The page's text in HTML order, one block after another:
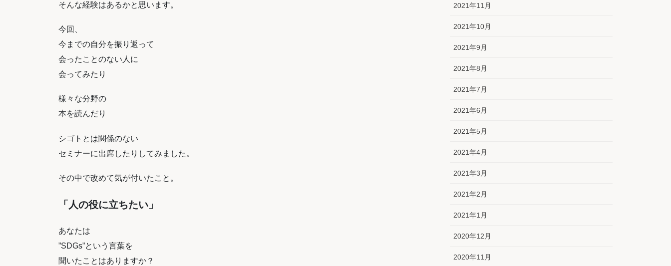
そんな経験はあるかと思います。
今回、
今までの自分を振り返って
会ったことのない人に
会ってみたり
様々な分野の
本を読んだり
シゴトとは関係のない
セミナーに出席したりしてみました。
その中で改めて気が付いたこと。
「人の役に立ちたい」
あなたは
”SDGs”という言葉を
聞いたことはありますか？
2021年11月
2021年10月
2021年9月
2021年8月
2021年7月
2021年6月
2021年5月
2021年4月
2021年3月
2021年2月
2021年1月
2020年12月
2020年11月